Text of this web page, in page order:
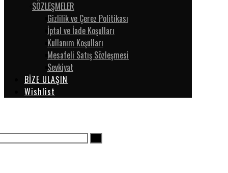
SÖZLEŞMELER
Gizlilik ve Çerez Politikası
İptal ve İade Koşulları
Kullanım Koşulları
Mesafeli Satış Sözleşmesi
Sevkiyat
BİZE ULAŞIN
Wishlist